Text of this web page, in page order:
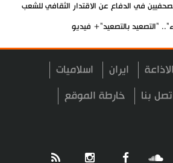
في الدفاع عن الاقتدار الثقافي للشعب
"التصعيد بالتصعيد"+ فيديو
أبيب فشلتا في تحقيق مؤامراتهما ضد إيران
لا يعني إعادة فتح مضيق هرمز
السعودية ومرتزقتها على الأراضي اليمنية
العالمي للذكاء الاصطناعي
دائم لرفض الظلم والهيمنة
ايران اسلاميات
بنا خارطة الموقع